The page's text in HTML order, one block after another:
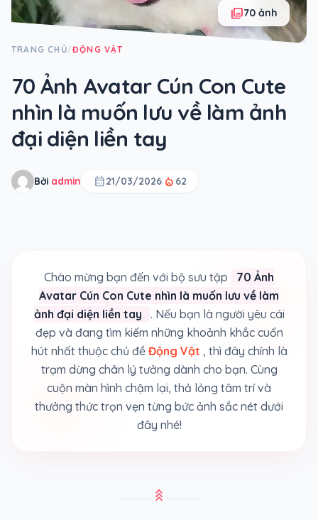
TRANG CHỦ/ĐỘNG VẬT
70 Ảnh Avatar Cún Con Cute
nhìn là muốn lưu về làm ảnh
đại diện liền tay
Bởi admin calendar_month21/03/2026 local_fire_department 62
photo_library70 ảnh
Chào mừng bạn đến với bộ sưu tập
70 Ảnh
Avatar Cún Con Cute nhìn là muốn lưu về làm
ảnh đại diện liền tay
. Nếu bạn là người yêu cái
đẹp và đang tìm kiếm những khoảnh khắc cuốn
hút nhất thuộc chủ đề Động Vật , thì đây chính là
trạm dừng chân lý tưởng dành cho bạn. Cùng
cuộn màn hình chậm lại, thả lỏng tâm trí và
thưởng thức trọn vẹn từng bức ảnh sắc nét dưới
đây nhé!
stat_3